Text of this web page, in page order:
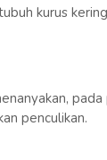
kurus
penculikan.